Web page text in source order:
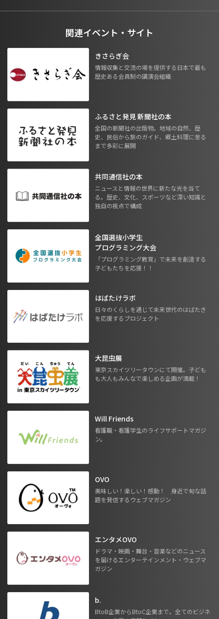
関連イベント・サイト
きさらぎ会
情報収集と交流の場を提供する日本で最も
歴史ある会員制の講演会組織
ふるさと発見 新聞社の本
全国の新聞社の出版物。地域の自然、歴
史、民俗から旅のガイド、郷土料理に至る
まで多彩に展開
共同通信社の本
ニュースと情報の世界に新たな光を当て
る。歴史、文化、スポーツなど深い知識と
独自の視点で構成
全国選抜小学生
プログラミング大会
「プログラミング教育」で未来を創造する
子どもたちを応援！！
はばたけラボ
日々のくらしを通じて未来世代のはばたき
を応援するプロジェクト
大昆虫展
東京スカイツリータウンにて開催。子ども
も大人もみんなで楽しめる企画が満載！
Will Friends
看護職・看護学生のライフサポートマガジ
ン。
OVO
美味しい！楽しい！感動！ 身近で旬な話
題を発信するウェブマガジン
エンタメOVO
ドラマ・映画・舞台・音楽などのニュース
を届けるエンターテインメント・ウェブマ
ガジン
b.
BtoB企業からBtoC企業まで。全てのビジネ